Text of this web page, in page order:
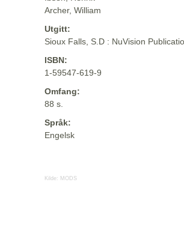
Archer, William
Utgitt:
Sioux Falls, S.D : NuVision
ISBN:
1-59547-619-9
Omfang:
88 s.
Språk:
Engelsk
Kilde: MODS